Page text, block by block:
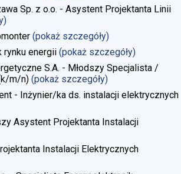
Sp. z o.o. - Asystent Projektanta Linii
(pokaż szczegóły)
rynku energii (pokaż szczegóły)
S.A. - Młodszy Specjalista /
m/n) (pokaż szczegóły)
- Inżynier/ka ds. instalacji elektrycznych
Asystent Projektanta Instalacji
Instalacji Elektrycznych